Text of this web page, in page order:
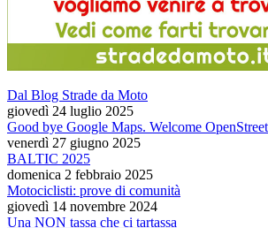
Dal Blog Strade da Moto
giovedì 24 luglio 2025
Good bye Google Maps. Welcome
venerdì 27 giugno 2025
BALTIC 2025
domenica 2 febbraio 2025
Motociclisti: prove di comunità
giovedì 14 novembre 2024
Una NON tassa che ci tartassa